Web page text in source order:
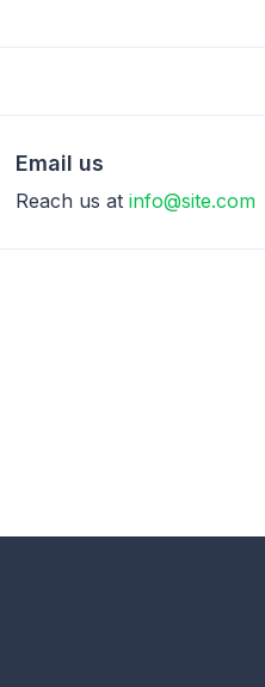
Email us
Reach us at info@site.com